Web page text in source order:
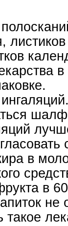
в
в
не